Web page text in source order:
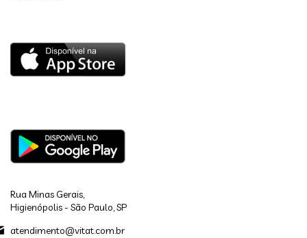
Rua Minas Gerais,
Higienópolis - São Paulo, SP
atendimento@vitat.com.br